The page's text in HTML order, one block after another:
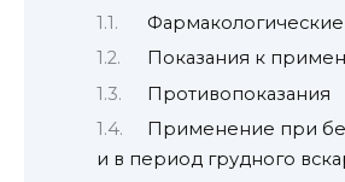
Фармакологические
Показания к
Противопоказания
Применение при
и в период грудного